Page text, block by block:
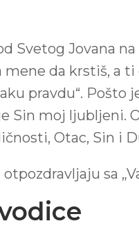
Svetog Jovana
da krstiš, a
pravdu“. Pošto
Sin moj ljubljeni.
Otac, Sin i
sa